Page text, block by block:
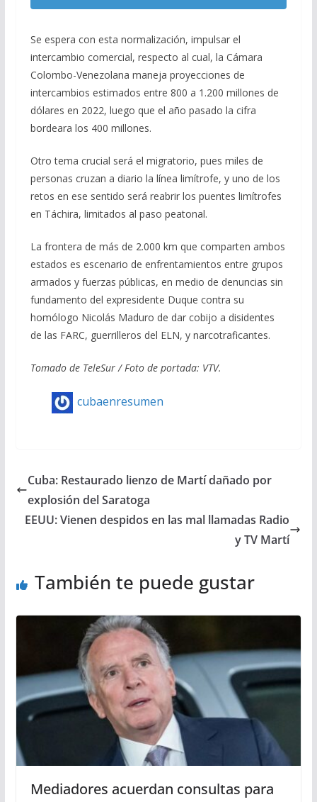
Se espera con esta normalización, impulsar el
intercambio comercial, respecto al cual, la Cámara
Colombo-Venezolana maneja proyecciones de
intercambios estimados entre 800 a 1.200 millones de
dólares en 2022, luego que el año pasado la cifra
bordeara los 400 millones.
Otro tema crucial será el migratorio, pues miles de
personas cruzan a diario la línea limítrofe, y uno de los
retos en ese sentido será reabrir los puentes limítrofes
en Táchira, limitados al paso peatonal.
La frontera de más de 2.000 km que comparten ambos
estados es escenario de enfrentamientos entre grupos
armados y fuerzas públicas, en medio de denuncias sin
fundamento del expresidente Duque contra su
homólogo Nicolás Maduro de dar cobijo a disidentes
de las FARC, guerrilleros del ELN, y narcotraficantes.
Tomado de TeleSur / Foto de portada: VTV.
cubaenresumen
Cuba: Restaurado lienzo de Martí dañado por
explosión del Saratoga
EEUU: Vienen despidos en las mal llamadas Radio
y TV Martí
También te puede gustar
Mediadores acuerdan consultas para